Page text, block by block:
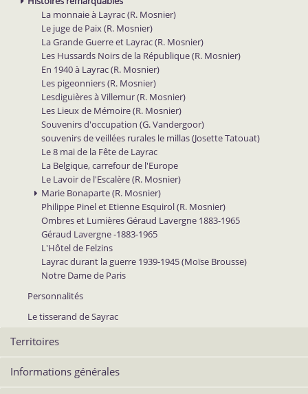
La monnaie à Layrac (R. Mosnier)
Le juge de Paix (R. Mosnier)
La Grande Guerre et Layrac (R. Mosnier)
Les Hussards Noirs de la République (R. Mosnier)
En 1940 à Layrac (R. Mosnier)
Les pigeonniers (R. Mosnier)
Lesdiguières à Villemur (R. Mosnier)
Les Lieux de Mémoire (R. Mosnier)
Souvenirs d'occupation (G. Vandergoor)
souvenirs de veillées rurales le millas (Josette Tatouat)
Le 8 mai de la Fête de Layrac
La Belgique, carrefour de l'Europe
Le Lavoir de l'Escalère (R. Mosnier)
Marie Bonaparte (R. Mosnier)
Philippe Pinel et Etienne Esquirol (R. Mosnier)
Ombres et Lumières Géraud Lavergne 1883-1965
Géraud Lavergne -1883-1965
L'Hôtel de Felzins
Layrac durant la guerre 1939-1945 (Moïse Brousse)
Notre Dame de Paris
Personnalités
Le tisserand de Sayrac
Territoires
Informations générales